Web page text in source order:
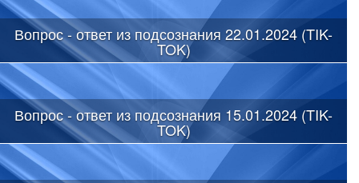
Вопрос - ответ из подсознания 22.01.2024 (TIK-
TOK)
Вопрос - ответ из подсознания 15.01.2024 (TIK-
TOK)